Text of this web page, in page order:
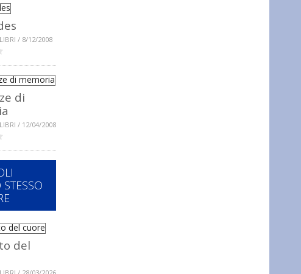
/ 8/12/2008
di
/ 12/04/2008
del